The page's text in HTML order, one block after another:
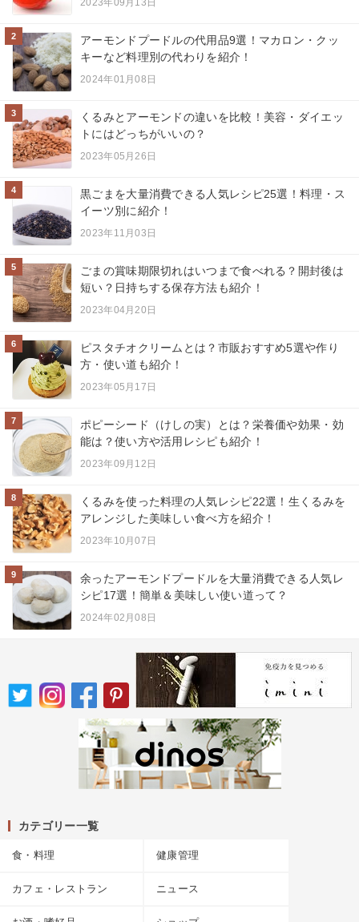
2023年09月13日
2
アーモンドプードルの代用品9選！マカロン・クッ
キーなど料理別の代わりを紹介！
2024年01月08日
3
くるみとアーモンドの違いを比較！美容・ダイエッ
トにはどっちがいいの？
2023年05月26日
4
黒ごまを大量消費できる人気レシピ25選！料理・ス
イーツ別に紹介！
2023年11月03日
5
ごまの賞味期限切れはいつまで食べれる？開封後は
短い？日持ちする保存方法も紹介！
2023年04月20日
6
ピスタチオクリームとは？市販おすすめ5選や作り
方・使い道も紹介！
2023年05月17日
7
ポピーシード（けしの実）とは？栄養価や効果・効
能は？使い方や活用レシピも紹介！
2023年09月12日
8
くるみを使った料理の人気レシピ22選！生くるみを
アレンジした美味しい食べ方を紹介！
2023年10月07日
9
余ったアーモンドプードルを大量消費できる人気レ
シピ17選！簡単＆美味しい使い道って？
2024年02月08日
カテゴリー一覧
食・料理 健康管理
カフェ・レストラン ニュース